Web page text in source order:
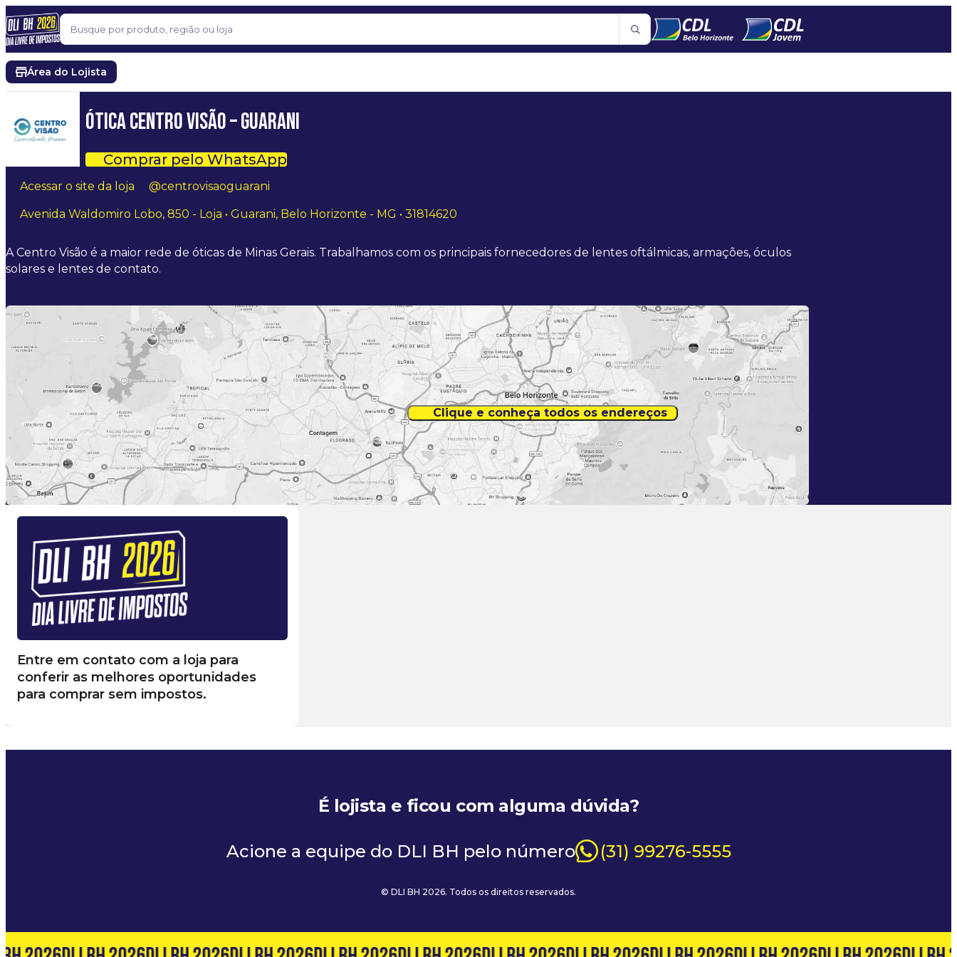
Pular para o conteúdo
Buscar
Área do Lojista
ÓTICA CENTRO VISÃO – GUARANI
Comprar pelo WhatsApp
Acessar o site da loja @centrovisaoguarani
Avenida Waldomiro Lobo, 850 - Loja • Guarani, Belo Horizonte - MG • 31814620
A Centro Visão é a maior rede de óticas de Minas Gerais. Trabalhamos com os principais fornecedores de lentes oftálmicas, armações, óculos
solares e lentes de contato.
Clique e conheça todos os endereços
Entre em contato com a loja para
conferir as melhores oportunidades
para comprar sem impostos.
É lojista e ficou com alguma dúvida?
Acione a equipe do DLI BH pelo número (31) 99276-5555
© DLI BH 2026. Todos os direitos reservados.